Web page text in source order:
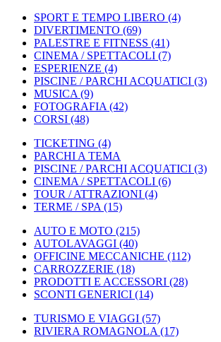
SPORT E TEMPO LIBERO (4)
DIVERTIMENTO (69)
PALESTRE E FITNESS (41)
CINEMA / SPETTACOLI (7)
ESPERIENZE (4)
PISCINE / PARCHI ACQUATICI (3)
MUSICA (9)
FOTOGRAFIA (42)
CORSI (48)
TICKETING (4)
PARCHI A TEMA
PISCINE / PARCHI ACQUATICI (3)
CINEMA / SPETTACOLI (6)
TOUR / ATTRAZIONI (4)
TERME / SPA (15)
AUTO E MOTO (215)
AUTOLAVAGGI (40)
OFFICINE MECCANICHE (112)
CARROZZERIE (18)
PRODOTTI E ACCESSORI (28)
SCONTI GENERICI (14)
TURISMO E VIAGGI (57)
RIVIERA ROMAGNOLA (17)